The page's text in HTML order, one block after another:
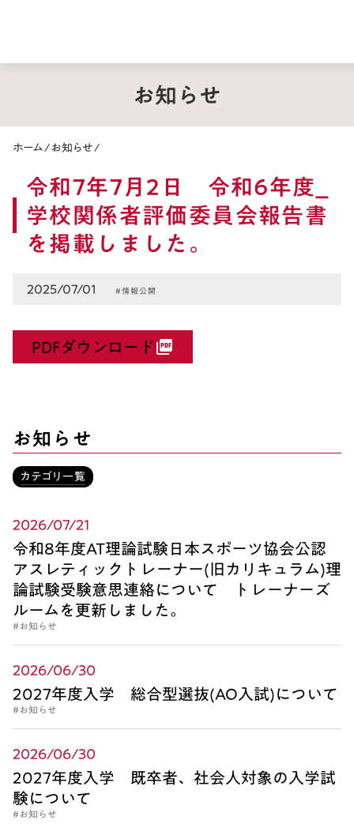
お知らせ
ホーム/お知らせ/
令和7年7月2日 令和6年度_
学校関係者評価委員会報告書
を掲載しました。
2025/07/01 #情報公開
PDFダウンロードpicture_as_pdf
お知らせ
カテゴリ一覧
2026/07/21
令和8年度AT理論試験日本スポーツ協会公認
アスレティックトレーナー(旧カリキュラム)理
論試験受験意思連絡について トレーナーズ
ルームを更新しました。
#お知らせ
2026/06/30
2027年度入学 総合型選抜(AO入試)について
#お知らせ
2026/06/30
2027年度入学 既卒者、社会人対象の入学試
験について
#お知らせ